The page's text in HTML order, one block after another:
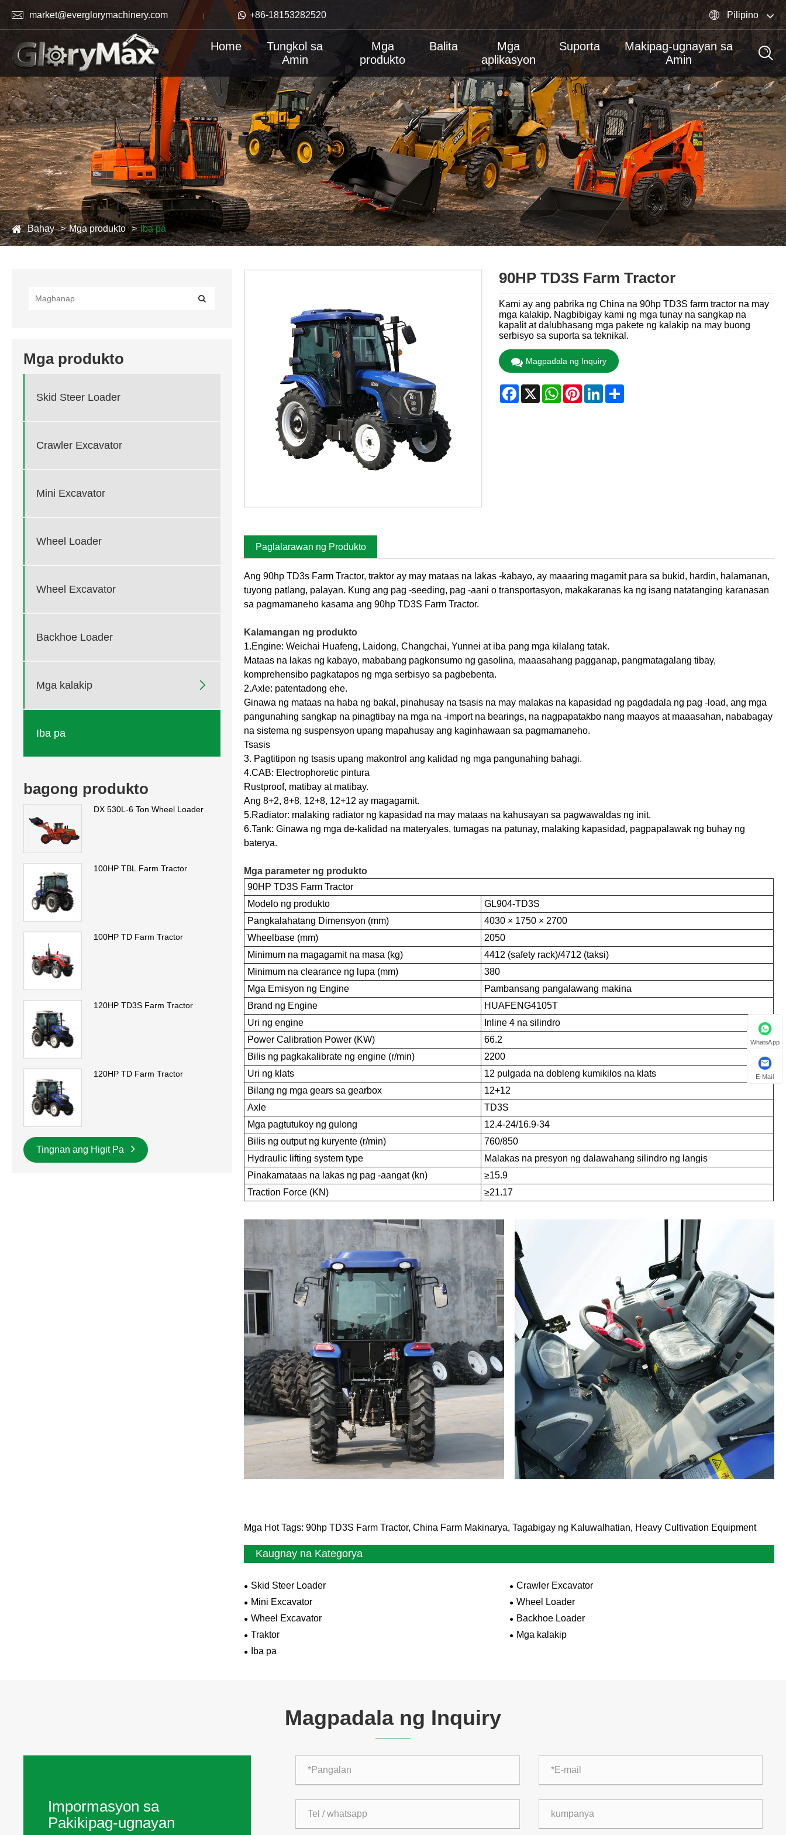
 market@everglorymachinery.com +86-18153282520  Pilipino
Home
Tungkol sa
Amin
Mga
produkto
Balita
Mga
aplikasyon
Suporta
Makipag-ugnayan sa
Amin
Bahay Mga produkto Iba pa
Mga produkto
Skid Steer Loader
Crawler Excavator
Mini Excavator
Wheel Loader
Wheel Excavator
Backhoe Loader
Mga kalakip 
Iba pa
bagong produkto
DX 530L-6 Ton Wheel Loader
100HP TBL Farm Tractor
100HP TD Farm Tractor
120HP TD3S Farm Tractor
120HP TD Farm Tractor
Tingnan ang Higit Pa
90HP TD3S Farm Tractor
Kami ay ang pabrika ng China na 90hp TD3S farm tractor na may
mga kalakip. Nagbibigay kami ng mga tunay na sangkap na
kapalit at dalubhasang mga pakete ng kalakip na may buong
serbisyo sa suporta sa teknikal.
Magpadala ng Inquiry
Facebook
X WhatsApp
PinterestLinkedInShare
Paglalarawan ng Produkto
Ang 90hp TD3s Farm Tractor, traktor ay may mataas na lakas -kabayo, ay maaaring magamit para sa bukid, hardin, halamanan,
tuyong patlang, palayan. Kung ang pag -seeding, pag -aani o transportasyon, makakaranas ka ng isang natatanging karanasan
sa pagmamaneho kasama ang 90hp TD3S Farm Tractor.
Kalamangan ng produkto
1.Engine: Weichai Huafeng, Laidong, Changchai, Yunnei at iba pang mga kilalang tatak.
Mataas na lakas ng kabayo, mababang pagkonsumo ng gasolina, maaasahang pagganap, pangmatagalang tibay,
komprehensibo pagkatapos ng mga serbisyo sa pagbebenta.
2.Axle: patentadong ehe.
Ginawa ng mataas na haba ng bakal, pinahusay na tsasis na may malakas na kapasidad ng pagdadala ng pag -load, ang mga
pangunahing sangkap na pinagtibay na mga na -import na bearings, na nagpapatakbo nang maayos at maaasahan, nababagay
na sistema ng suspensyon upang mapahusay ang kaginhawaan sa pagmamaneho.
Tsasis
3. Pagtitipon ng tsasis upang makontrol ang kalidad ng mga pangunahing bahagi.
4.CAB: Electrophoretic pintura
Rustproof, matibay at matibay.
Ang 8+2, 8+8, 12+8, 12+12 ay magagamit.
5.Radiator: malaking radiator ng kapasidad na may mataas na kahusayan sa pagwawaldas ng init.
6.Tank: Ginawa ng mga de-kalidad na materyales, tumagas na patunay, malaking kapasidad, pagpapalawak ng buhay ng
baterya.
Mga parameter ng produkto
90HP TD3S Farm Tractor
Modelo ng produkto
GL904-TD3S
Pangkalahatang Dimensyon (mm)
4030 × 1750 × 2700
Wheelbase (mm)
2050
Minimum na magagamit na masa (kg)
4412 (safety rack)/4712 (taksi)
Minimum na clearance ng lupa (mm)
380
Mga Emisyon ng Engine
Pambansang pangalawang makina
Brand ng Engine
HUAFENG4105T
Uri ng engine
Inline 4 na silindro
Power Calibration Power (KW)
66.2
Bilis ng pagkakalibrate ng engine (r/min)
2200
Uri ng klats
12 pulgada na dobleng kumikilos na klats
Bilang ng mga gears sa gearbox
12+12
Axle
TD3S
Mga pagtutukoy ng gulong
12.4-24/16.9-34
Bilis ng output ng kuryente (r/min)
760/850
Hydraulic lifting system type
Malakas na presyon ng dalawahang silindro ng langis
Pinakamataas na lakas ng pag -aangat (kn)
≥15.9
Traction Force (KN)
≥21.17
Mga Hot Tags: 90hp TD3S Farm Tractor, China Farm Makinarya, Tagabigay ng Kaluwalhatian, Heavy Cultivation Equipment
Kaugnay na Kategorya
Skid Steer Loader
Crawler Excavator
Mini Excavator
Wheel Loader
Wheel Excavator
Backhoe Loader
Traktor
Mga kalakip
Iba pa
Magpadala ng Inquiry
Impormasyon sa
Pakikipag-ugnayan
WhatsApp
E-Mail